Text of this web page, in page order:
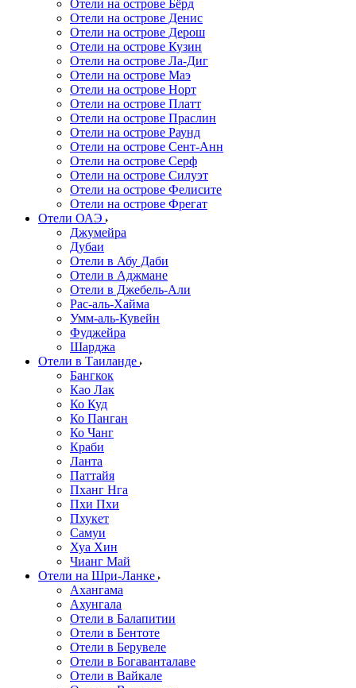
Отели на острове Бёрд
Отели на острове Денис
Отели на острове Дерош
Отели на острове Кузин
Отели на острове Ла-Диг
Отели на острове Маэ
Отели на острове Норт
Отели на острове Платт
Отели на острове Праслин
Отели на острове Раунд
Отели на острове Сент-Анн
Отели на острове Серф
Отели на острове Силуэт
Отели на острове Фелисите
Отели на острове Фрегат
Отели ОАЭ
Джумейра
Дубаи
Отели в Абу Даби
Отели в Аджмане
Отели в Джебель-Али
Рас-аль-Хайма
Умм-аль-Кувейн
Фуджейра
Шарджа
Отели в Таиланде
Бангкок
Као Лак
Ко Куд
Ко Панган
Ко Чанг
Краби
Ланта
Паттайя
Пханг Нга
Пхи Пхи
Пхукет
Самуи
Хуа Хин
Чианг Май
Отели на Шри-Ланке
Ахангама
Ахунгала
Отели в Балапитии
Отели в Бентоте
Отели в Берувеле
Отели в Богаванталаве
Отели в Вайкале